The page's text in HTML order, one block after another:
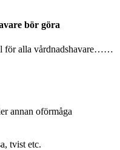
bör göra
för alla vårdnadshavare……
annan oförmåga
tvist etc.